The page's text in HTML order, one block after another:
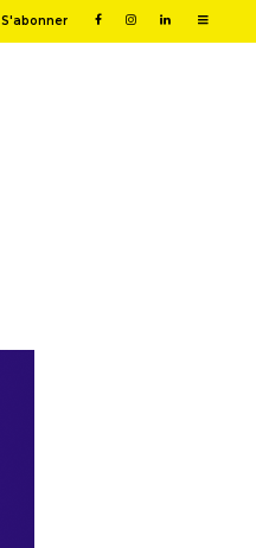
S'abonner